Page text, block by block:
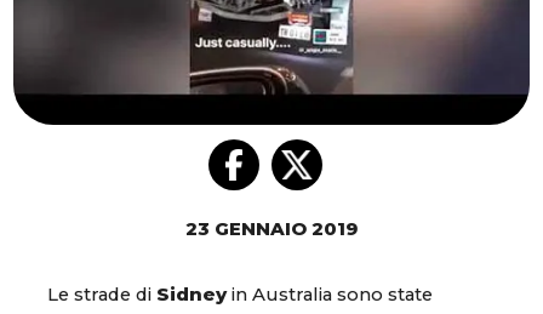
23 GENNAIO 2019
Le strade di Sidneyin Australia sono state